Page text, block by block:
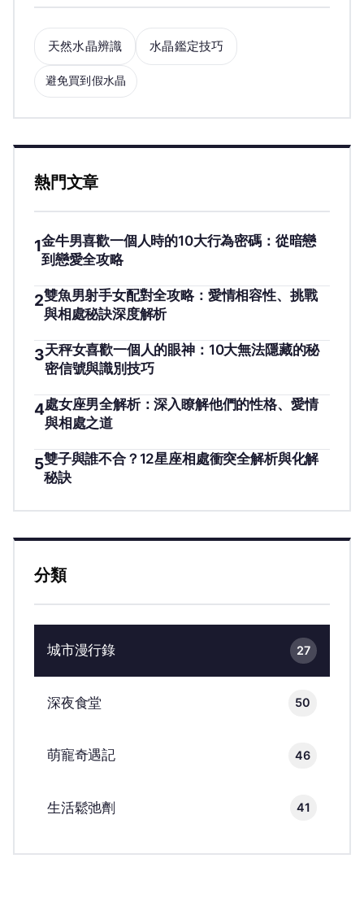
天然水晶辨識 水晶鑑定技巧
避免買到假水晶
熱門文章
1金牛男喜歡一個人時的10大行為密碼：從暗戀
到戀愛全攻略
2雙魚男射手女配對全攻略：愛情相容性、挑戰
與相處秘訣深度解析
3天秤女喜歡一個人的眼神：10大無法隱藏的秘
密信號與識別技巧
4處女座男全解析：深入瞭解他們的性格、愛情
與相處之道
5雙子與誰不合？12星座相處衝突全解析與化解
秘訣
分類
城市漫行錄 27
深夜食堂 50
萌寵奇遇記 46
生活鬆弛劑 41